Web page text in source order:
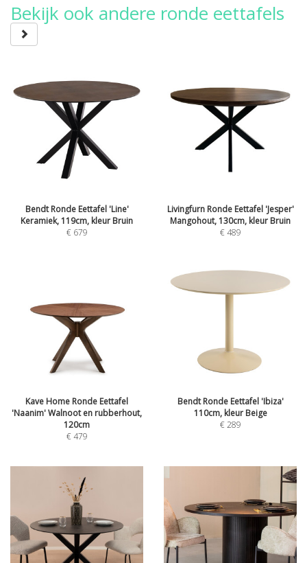
Bekijk ook andere ronde eettafels
Bendt Ronde Eettafel 'Line'
Keramiek, 119cm, kleur Bruin
€ 679
Livingfurn Ronde Eettafel 'Jesper'
Mangohout, 130cm, kleur Bruin
€489
Kave Home Ronde Eettafel
'Naanim' Walnoot en rubberhout,
120cm
€479
Bendt Ronde Eettafel 'Ibiza'
110cm, kleur Beige
€289